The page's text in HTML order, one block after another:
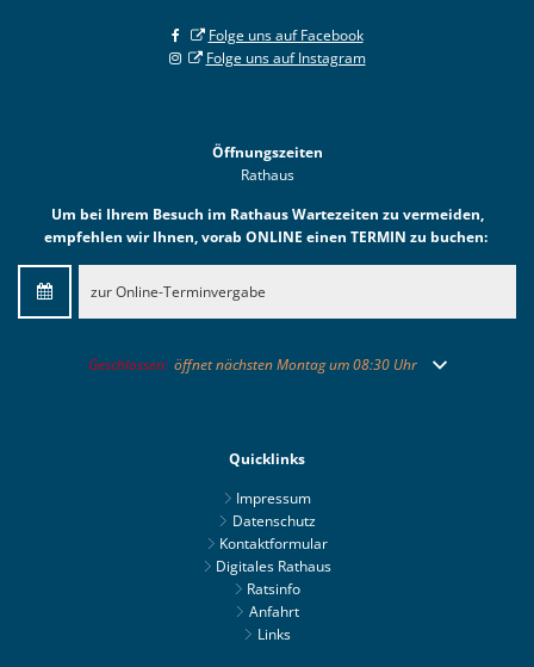
Folge uns auf Facebook
Folge uns auf Instagram
Öffnungszeiten
Rathaus
Um bei Ihrem Besuch im Rathaus Wartezeiten zu vermeiden,
empfehlen wir Ihnen, vorab ONLINE einen TERMIN zu buchen:
zur Online-Terminvergabe
Klicken, um weitere Öffnungs- oder Schließzeiten auszublenden
Geschlossen: öffnet nächsten Montag um 08:30 Uhr
Quicklinks
Impressum
Datenschutz
Kontaktformular
Digitales Rathaus
Ratsinfo
Anfahrt
Links